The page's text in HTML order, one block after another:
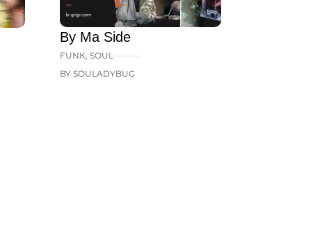
By Ma Side
FUNK,SOUL
BY SOULADYBUG